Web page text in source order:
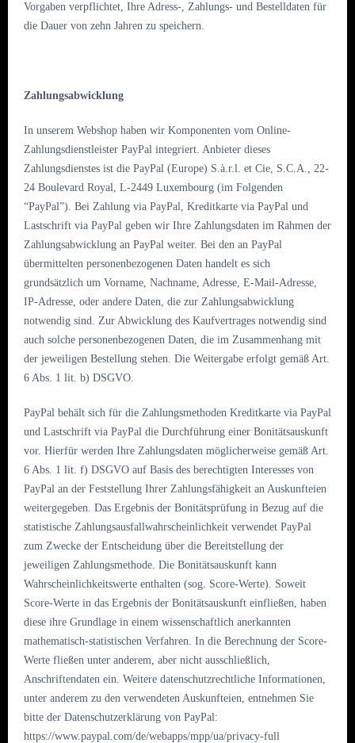
Vorgaben verpflichtet, Ihre Adress-, Zahlungs- und Bestelldaten für
die Dauer von zehn Jahren zu speichern.
Zahlungsabwicklung
In unserem Webshop haben wir Komponenten vom Online-
Zahlungsdienstleister PayPal integriert. Anbieter dieses
Zahlungsdienstes ist die PayPal (Europe) S.à.r.l. et Cie, S.C.A., 22-
24 Boulevard Royal, L-2449 Luxembourg (im Folgenden
“PayPal”). Bei Zahlung via PayPal, Kreditkarte via PayPal und
Lastschrift via PayPal geben wir Ihre Zahlungsdaten im Rahmen der
Zahlungsabwicklung an PayPal weiter. Bei den an PayPal
übermittelten personenbezogenen Daten handelt es sich
grundsätzlich um Vorname, Nachname, Adresse, E-Mail-Adresse,
IP-Adresse, oder andere Daten, die zur Zahlungsabwicklung
notwendig sind. Zur Abwicklung des Kaufvertrages notwendig sind
auch solche personenbezogenen Daten, die im Zusammenhang mit
der jeweiligen Bestellung stehen. Die Weitergabe erfolgt gemäß Art.
6 Abs. 1 lit. b) DSGVO.
PayPal behält sich für die Zahlungsmethoden Kreditkarte via PayPal
und Lastschrift via PayPal die Durchführung einer Bonitätsauskunft
vor. Hierfür werden Ihre Zahlungsdaten möglicherweise gemäß Art.
6 Abs. 1 lit. f) DSGVO auf Basis des berechtigten Interesses von
PayPal an der Feststellung Ihrer Zahlungsfähigkeit an Auskunfteien
weitergegeben. Das Ergebnis der Bonitätsprüfung in Bezug auf die
statistische Zahlungsausfallwahrscheinlichkeit verwendet PayPal
zum Zwecke der Entscheidung über die Bereitstellung der
jeweiligen Zahlungsmethode. Die Bonitätsauskunft kann
Wahrscheinlichkeitswerte enthalten (sog. Score-Werte). Soweit
Score-Werte in das Ergebnis der Bonitätsauskunft einfließen, haben
diese ihre Grundlage in einem wissenschaftlich anerkannten
mathematisch-statistischen Verfahren. In die Berechnung der Score-
Werte fließen unter anderem, aber nicht ausschließlich,
Anschriftendaten ein. Weitere datenschutzrechtliche Informationen,
unter anderem zu den verwendeten Auskunfteien, entnehmen Sie
bitte der Datenschutzerklärung von PayPal:
https://www.paypal.com/de/webapps/mpp/ua/privacy-full